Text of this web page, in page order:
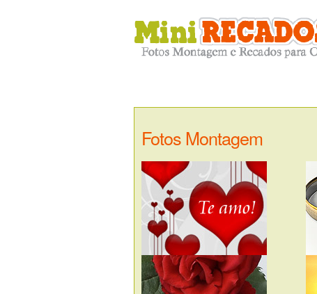
Fotos Montagem